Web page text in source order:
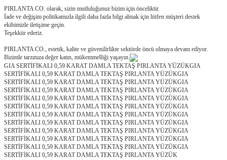
PIRLANTA CO. olarak, sizin mutluluğunuz bizim için önceliktir.
İade ve değişim politikamızla ilgili daha fazla bilgi almak için lütfen müşteri destek
ekibimizle iletişime geçin.
Teşekkür ederiz.
PIRLANTA CO., estetik, kalite ve güvenilirlikte sektörde öncü olmaya devam ediyor.
Bizimle tarzınıza değer katın, mükemmelliği yaşayın.
GIA SERTİFİKALI 0,59 KARAT DAMLA TEKTAŞ PIRLANTA YÜZÜKGIA
SERTİFİKALI 0,59 KARAT DAMLA TEKTAŞ PIRLANTA YÜZÜKGIA
SERTİFİKALI 0,59 KARAT DAMLA TEKTAŞ PIRLANTA YÜZÜKGIA
SERTİFİKALI 0,59 KARAT DAMLA TEKTAŞ PIRLANTA YÜZÜKGIA
SERTİFİKALI 0,59 KARAT DAMLA TEKTAŞ PIRLANTA YÜZÜKGIA
SERTİFİKALI 0,59 KARAT DAMLA TEKTAŞ PIRLANTA YÜZÜKGIA
SERTİFİKALI 0,59 KARAT DAMLA TEKTAŞ PIRLANTA YÜZÜKGIA
SERTİFİKALI 0,59 KARAT DAMLA TEKTAŞ PIRLANTA YÜZÜKGIA
SERTİFİKALI 0,59 KARAT DAMLA TEKTAŞ PIRLANTA YÜZÜKGIA
SERTİFİKALI 0,59 KARAT DAMLA TEKTAŞ PIRLANTA YÜZÜKGIA
SERTİFİKALI 0,59 KARAT DAMLA TEKTAŞ PIRLANTA YÜZÜKGIA
SERTİFİKALI 0,59 KARAT DAMLA TEKTAŞ PIRLANTA YÜZÜK